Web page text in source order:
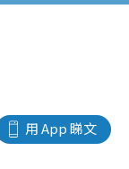
用 App 睇文